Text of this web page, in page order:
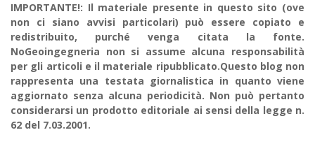
IMPORTANTE!: Il materiale presente in questo sito (ove
non ci siano avvisi particolari) può essere copiato e
redistribuito, purché venga citata la fonte.
NoGeoingegneria non si assume alcuna responsabilità
per gli articoli e il materiale ripubblicato.Questo blog non
rappresenta una testata giornalistica in quanto viene
aggiornato senza alcuna periodicità. Non può pertanto
considerarsi un prodotto editoriale ai sensi della legge n.
62 del 7.03.2001.